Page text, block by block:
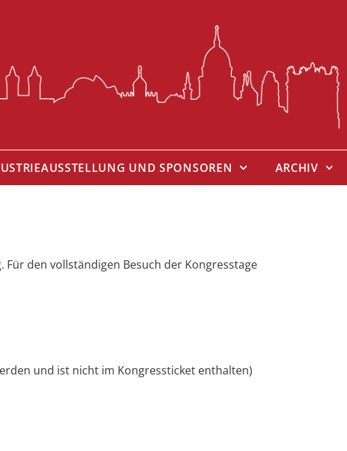
UND SPONSOREN ARCHIV
den vollständigen Besuch der Kongresstage
und ist nicht im Kongressticket enthalten)